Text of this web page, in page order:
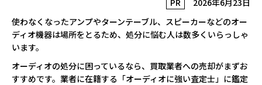
PR
2026年6月23日
使わなくなったアンプやターンテーブル、スピーカーなどのオー
ディオ機器は場所をとるため、処分に悩む人は数多くいらっしゃ
います。
オーディオの処分に困っているなら、買取業者への売却がまずお
すすめです。業者に在籍する「オーディオに強い査定士」に鑑定